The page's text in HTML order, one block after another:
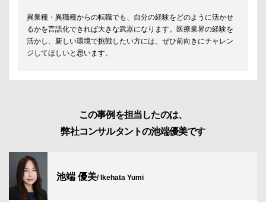
異業種・異職種からの転職でも、自分の経験をどのように活かせ
るかを言語化できれば大きな武器になります。医療業界の経験を
活かし、新しい環境で挑戦したい方には、ぜひ前向きにチャレン
ジしてほしいと思います。
この事例を担当したのは、
弊社コンサルタントの池端優美です
池端 優美/ Ikehata Yumi